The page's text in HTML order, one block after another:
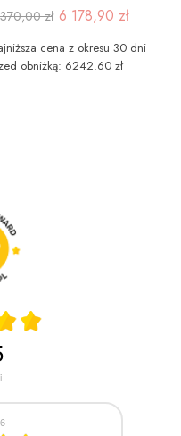
zł 6 178,90 zł
cena z okresu 30 dni
obniżką: 6242.60 zł